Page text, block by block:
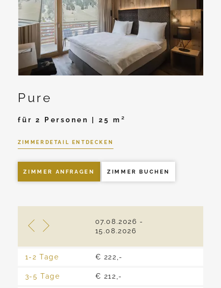
Pure
für 2 Personen | 25 m²
ZIMMERDETAIL ENTDECKEN
ZIMMER ANFRAGEN ZIMMER BUCHEN
07.08.2026 -
15.08.2026
1-2 Tage
3-5 Tage
€ 222,-
€ 212,-